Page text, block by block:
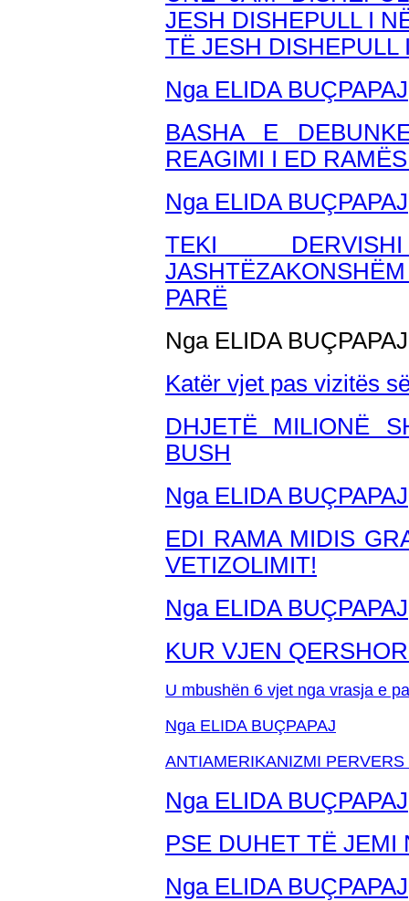
JESH DISHEPULL I
TË JESH DISHEPULL
Nga ELIDA BUÇPAPAJ
BASHA E
REAGIMI I ED
Nga ELIDA BUÇPAPAJ
TEKI
PARË
Nga ELIDA BUÇPAPAJ
Katër vjet pas vizitës
DHJETË MILIONË
BUSH
Nga ELIDA BUÇPAPAJ
EDI RAMA MIDIS
VETIZOLIMIT!
Nga ELIDA BUÇPAPAJ
KUR VJEN
U mbushën 6 vjet nga vrasja e
Nga ELIDA BUÇPAPAJ
ANTIAMERIKANIZMI
Nga ELIDA BUÇPAPAJ
PSE DUHET TË JEMI
Nga ELIDA BUÇPAPAJ